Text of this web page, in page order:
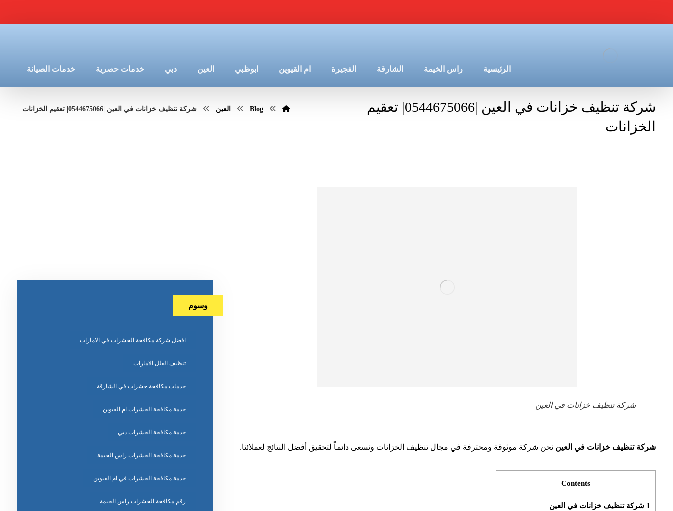
الرئيسية راس الخيمة الشارقة الفجيرة ام القيوين ابوظبي العين دبي خدمات حصرية خدمات الصيانة
شركة تنظيف خزانات في العين |0544675066| تعقيم
الخزانات
Blog العين شركة تنظيف خزانات في العين |0544675066| تعقيم الخزانات
شركة تنظيف خزانات في العين
شركة تنظيف خزانات في العين نحن شركة موثوقة ومحترفة في مجال تنظيف الخزانات ونسعى دائماً لتحقيق أفضل النتائج لعملائنا.
Contents
1 شركة تنظيف خزانات في العين
وسوم
افضل شركة مكافحة الحشرات في الامارات
تنظيف الفلل الامارات
خدمات مكافحة حشرات في الشارقة
خدمة مكافحة الحشرات ام القيوين
خدمة مكافحة الحشرات دبي
خدمة مكافحة الحشرات راس الخيمة
خدمة مكافحة الحشرات في ام القيوين
رقم مكافحة الحشرات راس الخيمة